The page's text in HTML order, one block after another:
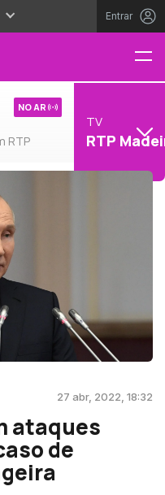
Entrar
RTP
NO AR
TV
RTP
27 abr, 2022, 18:32
ataques
de